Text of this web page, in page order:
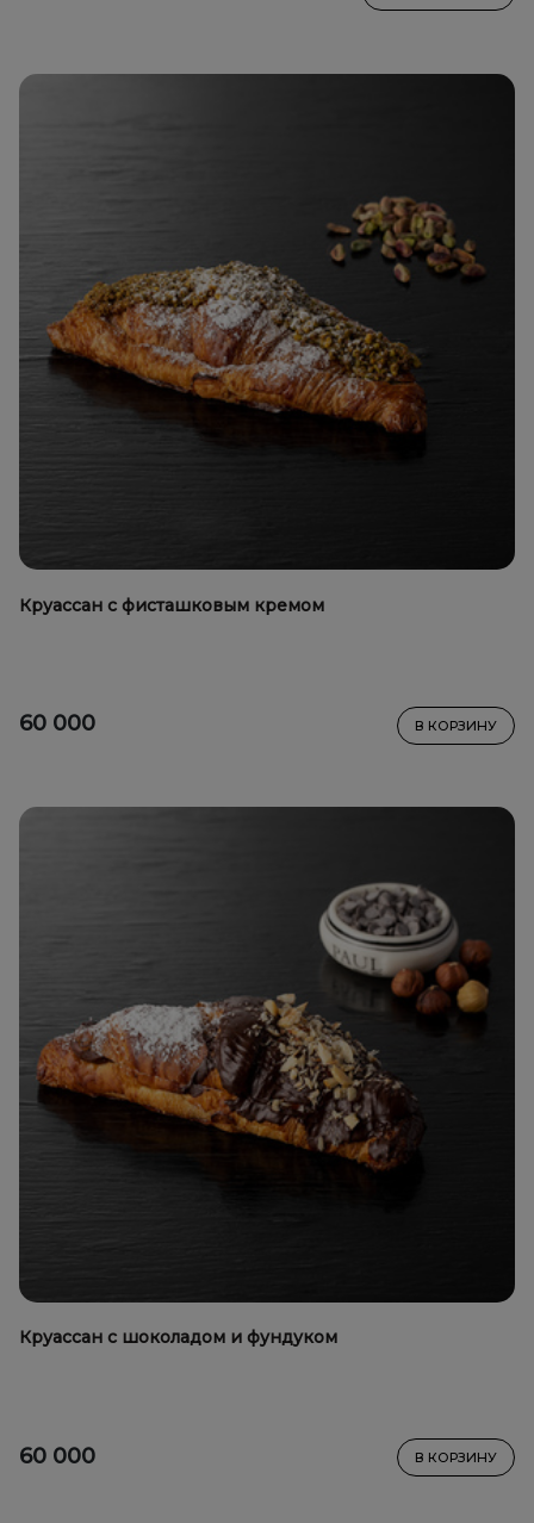
Круассан с фисташковым кремом
60 000 В КОРЗИНУ
Круассан с шоколадом и фундуком
60 000 В КОРЗИНУ